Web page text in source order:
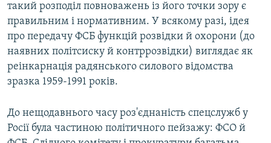
такий розподіл повноважень із його точки зору є
правильним і нормативним. У всякому разі, ідея
про передачу ФСБ функцій розвідки й охорони (до
наявних політсиску й контррозвідки) виглядає як
реінкарнація радянського силового відомства
зразка 1959-1991 років.
До нещодавнього часу роз'єднаність спецслужб у
Росії була частиною політичного пейзажу: ФСО й